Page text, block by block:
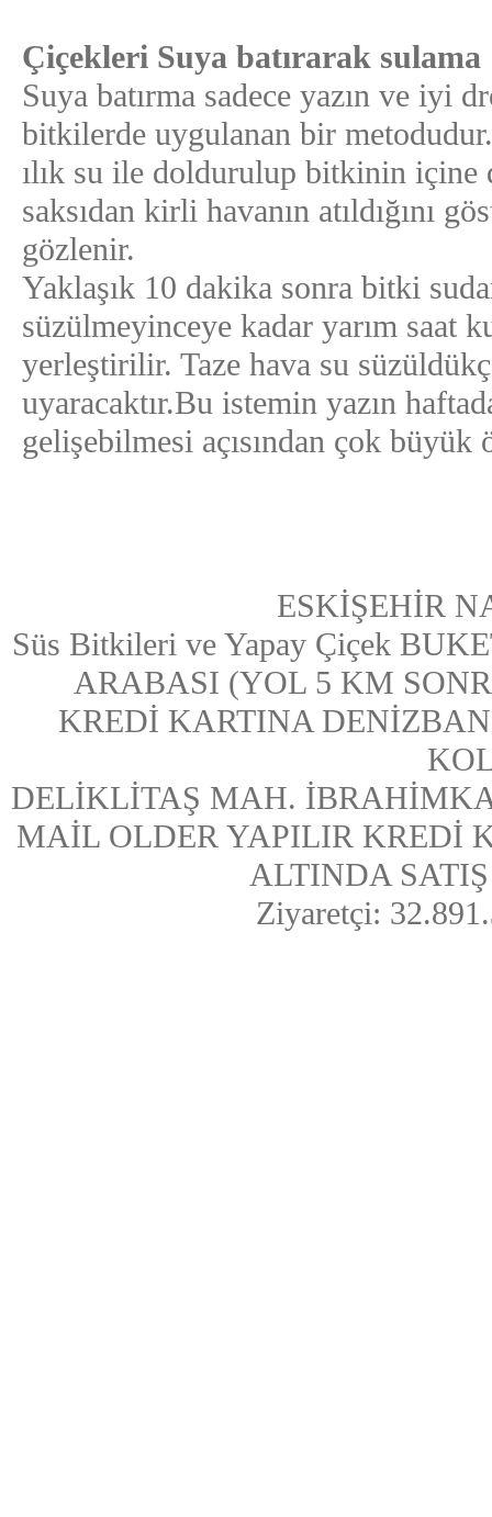
Çiçekleri Suya batırarak sulama
Suya batırma sadece yazın ve iyi
bitkilerde uygulanan bir
ılık su ile doldurulup bitkinin içine
saksıdan kirli havanın atıldığını
gözlenir.
Yaklaşık 10 dakika sonra bitki
süzülmeyinceye kadar yarım saat
yerleştirilir. Taze hava su
uyaracaktır.Bu istemin yazın
gelişebilmesi açısından çok büyük
ESKİŞEHİR
Süs Bitkileri ve Yapay Çiçek
ARABASI (YOL 5 KM
KREDİ KARTINA
DELİKLİTAŞ MAH.
MAİL OLDER YAPILIR KREDİ
ALTINDA
Ziyaretçi: